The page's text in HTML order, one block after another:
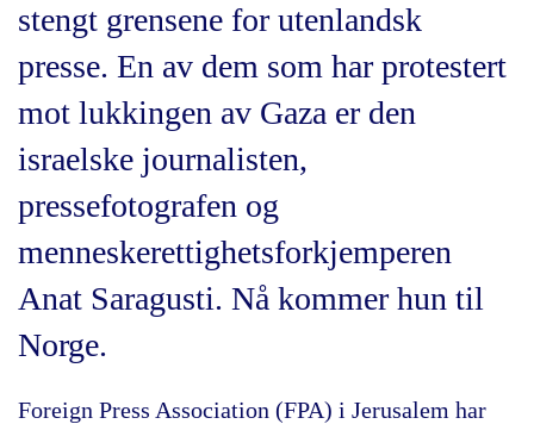
stengt grensene for utenlandsk
presse. En av dem som har protestert
mot lukkingen av Gaza er den
israelske journalisten,
pressefotografen og
menneskerettighetsforkjemperen
Anat Saragusti. Nå kommer hun til
Norge.
Foreign Press Association (FPA) i Jerusalem har